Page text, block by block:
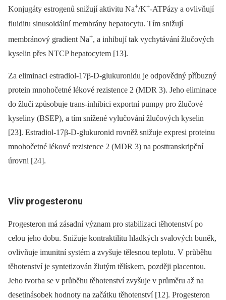
Konjugáty estrogenů snižují aktivitu Na+/K+-ATPázy a ovlivňují
fluiditu sinusoidální membrány hepatocytu. Tím snižují
membránový gradient Na+, a inhibují tak vychytávání žlučových
kyselin přes NTCP hepatocytem [13].
Za eliminaci estradiol-17β-D-glukuronidu je odpovědný příbuzný
protein mnohočetné lékové rezistence 2 (MDR 3). Jeho eliminace
do žluči způsobuje trans-inhibici exportní pumpy pro žlučové
kyseliny (BSEP), a tím snížené vylučování žlučových kyselin
[23]. Estradiol-17β-D-glukuronid rovněž snižuje expresi proteinu
mnohočetné lékové rezistence 2 (MDR 3) na posttranskripční
úrovni [24].
Vliv progesteronu
Progesteron má zásadní význam pro stabilizaci těhotenství po
celou jeho dobu. Snižuje kontraktilitu hladkých svalových buněk,
ovlivňuje imunitní systém a zvyšuje tělesnou teplotu. V průběhu
těhotenství je syntetizován žlutým tělískem, později placentou.
Jeho tvorba se v průběhu těhotenství zvyšuje v průměru až na
desetinásobek hodnoty na začátku těhotenství [12]. Progesteron